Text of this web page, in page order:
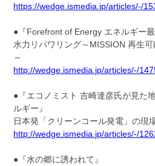
https://wedge.ismedia.jp/articles/-/
●『Forefront of Energy エネルギー最
水力リパワリング～MISSION 再生
～
http://wedge.ismedia.jp/articles/-/
●『エコノミスト 吉崎達彦氏が見た
ルギー』
日本発「クリーンコール発電」の現
http://wedge.ismedia.jp/articles/-/
●『水の郷に誘われて』